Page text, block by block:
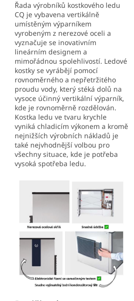
Řada výrobníků kostkového ledu
CQ je vybavena vertikálně
umístěným výparníkem
vyrobeným z nerezové oceli a
vyznačuje se inovativním
lineárním designem a
mimořádnou spolehlivostí. Ledové
kostky se vyrábějí pomocí
rovnoměrného a nepřetržitého
proudu vody, který stéká dolů na
vysoce účinný vertikální výparník,
kde je rovnoměrně rozdělován.
Kostka ledu ve tvaru krychle
vyniká chladicím výkonem a kromě
nejnižších výrobních nákladů je
také nejvhodnější volbou pro
všechny situace, kde je potřeba
vysoká spotřeba ledu.